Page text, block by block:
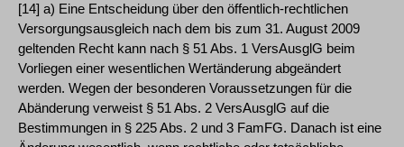
[14] a) Eine Entscheidung über den öffentlich-rechtlichen
Versorgungsausgleich nach dem bis zum 31. August 2009
geltenden Recht kann nach § 51 Abs. 1 VersAusglG beim
Vorliegen einer wesentlichen Wertänderung abgeändert
werden. Wegen der besonderen Voraussetzungen für die
Abänderung verweist § 51 Abs. 2 VersAusglG auf die
Bestimmungen in § 225 Abs. 2 und 3 FamFG. Danach ist eine